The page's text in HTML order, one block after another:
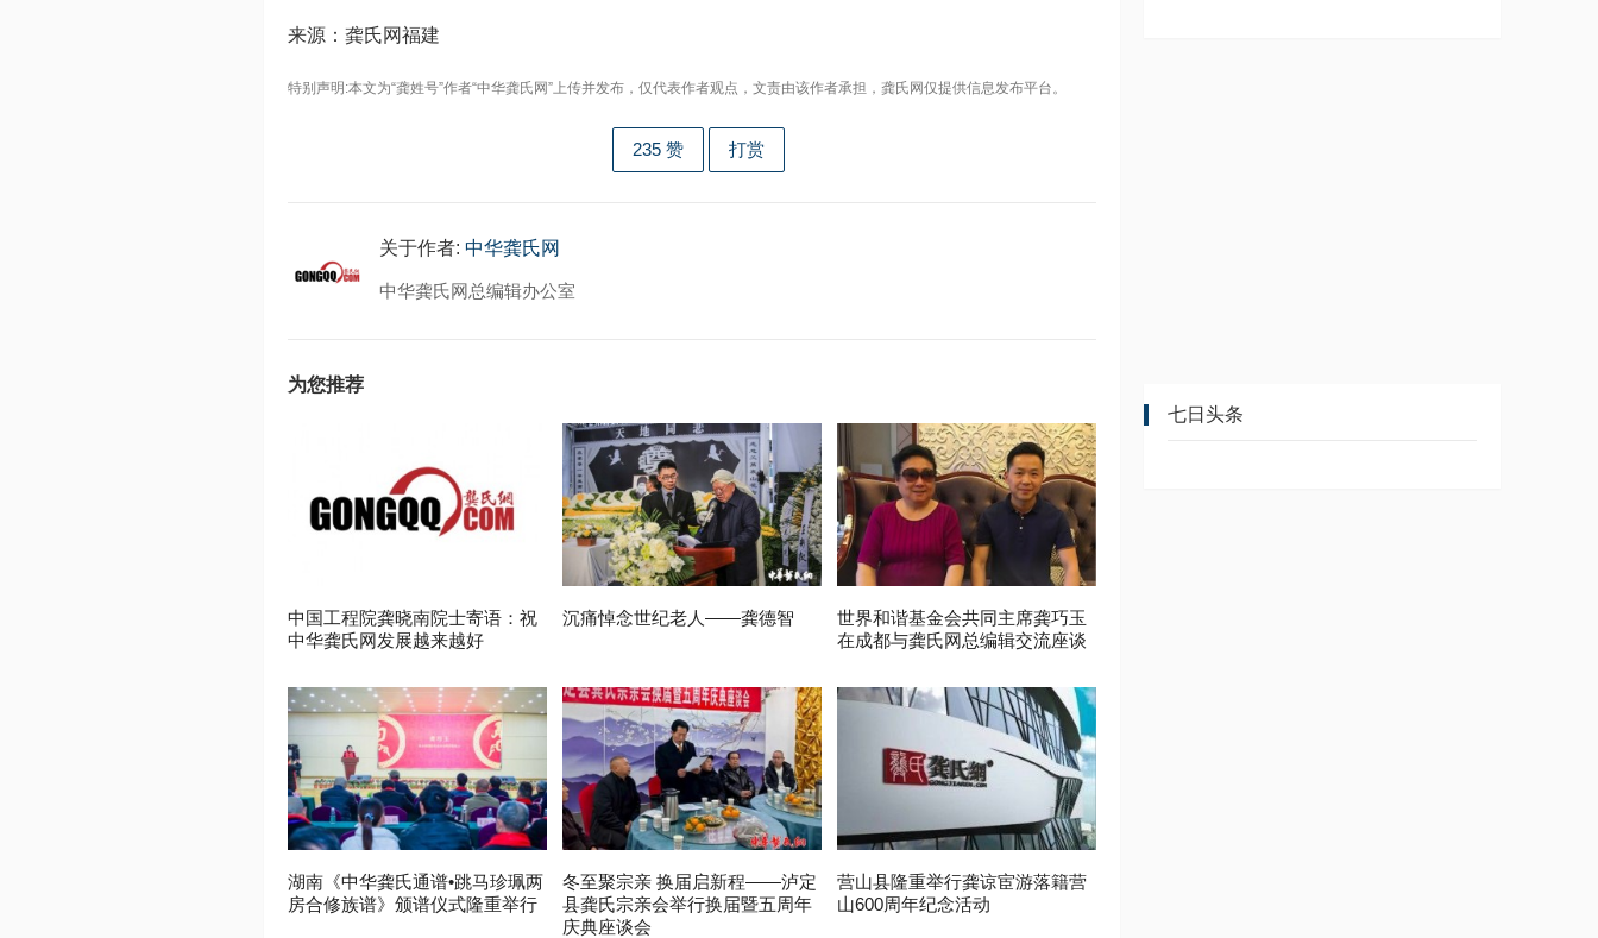
来源：龚氏网福建
特别声明:本文为“龚姓号”作者“中华龚氏网”上传并发布，仅代表作者观点，文责由该作者承担，龚氏网仅提供信息发布平台。
235 赞 打赏
关于作者: 中华龚氏网
中华龚氏网总编辑办公室
为您推荐
中国工程院龚晓南院士寄语：祝
中华龚氏网发展越来越好
沉痛悼念世纪老人——龚德智
世界和谐基金会共同主席龚巧玉
在成都与龚氏网总编辑交流座谈
湖南《中华龚氏通谱•跳马珍珮两
房合修族谱》颁谱仪式隆重举行
冬至聚宗亲 换届启新程——泸定
县龚氏宗亲会举行换届暨五周年
庆典座谈会
营山县隆重举行龚谅宦游落籍营
山600周年纪念活动
七日头条